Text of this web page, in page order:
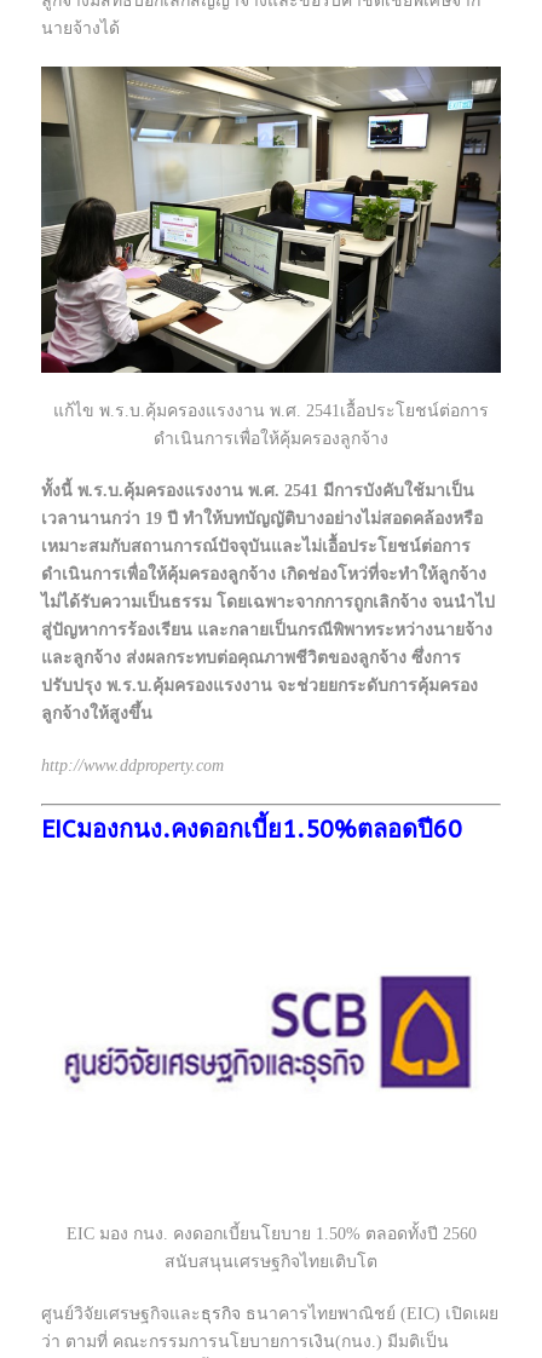
นายจ้างได้
แก้ไข พ.ร.บ.คุ้มครองแรงงาน พ.ศ. 2541เอื้อประโยชน์ต่อการ
ดำเนินการเพื่อให้คุ้มครองลูกจ้าง
ทั้งนี้ พ.ร.บ.คุ้มครองแรงงาน พ.ศ. 2541 มีการบังคับใช้มาเป็น
เวลานานกว่า 19 ปี ทำให้บทบัญญัติบางอย่างไม่สอดคล้องหรือ
เหมาะสมกับสถานการณ์ปัจจุบันและไม่เอื้อประโยชน์ต่อการ
ดำเนินการเพื่อให้คุ้มครองลูกจ้าง เกิดช่องโหว่ที่จะทำให้ลูกจ้าง
ไม่ได้รับความเป็นธรรม โดยเฉพาะจากการถูกเลิกจ้าง จนนำไป
สู่ปัญหาการร้องเรียน และกลายเป็นกรณีพิพาทระหว่างนายจ้าง
และลูกจ้าง ส่งผลกระทบต่อคุณภาพชีวิตของลูกจ้าง ซึ่งการ
ปรับปรุง พ.ร.บ.คุ้มครองแรงงาน จะช่วยยกระดับการคุ้มครอง
ลูกจ้างให้สูงขึ้น
http://www.ddproperty.com
EICมองกนง.คงดอกเบี้ย1.50%ตลอดปี60
EIC มอง กนง. คงดอกเบี้ยนโยบาย 1.50% ตลอดทั้งปี 2560
สนับสนุนเศรษฐกิจไทยเติบโต
ศูนย์วิจัยเศรษฐกิจและ ธุรกิจ ธนาคารไทยพาณิชย์ (EIC) เปิดเผย
ว่า ตามที่ คณะกรรมการนโยบายการเงิน(กนง.) มีมติเป็น